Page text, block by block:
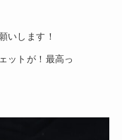
いします！
ットが！最高っ